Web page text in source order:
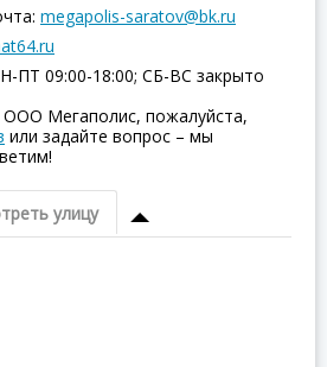
megapolis-saratov@bk.ru
ПТ 09:00-18:00; СБ-ВC закрыто
Мегаполис, пожалуйста,
или задайте вопрос – мы
улицу